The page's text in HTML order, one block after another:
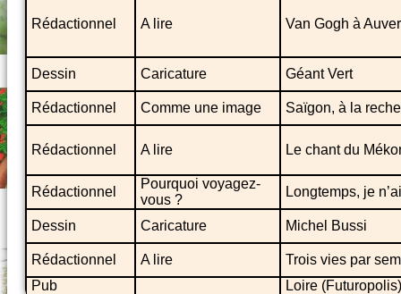
Rédactionnel A lire Van Gogh à
Dessin Caricature Géant Vert
Rédactionnel Comme une image Saïgon, à la
Rédactionnel A lire Le chant du
Rédactionnel
Pourquoi voyagez-
vous ?
Longtemps, je
Dessin Caricature Michel Bussi
Rédactionnel A lire
Trois vies par
Pub
Loire (Futuropolis)